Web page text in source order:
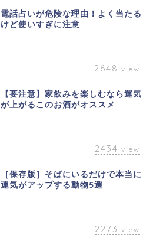
電話占いが危険な理由！よく当たる
けど使いすぎに注意
2648 view
【要注意】家飲みを楽しむなら運気
が上がるこのお酒がオススメ
2434 view
［保存版］そばにいるだけで本当に
運気がアップする動物5選
2273 view